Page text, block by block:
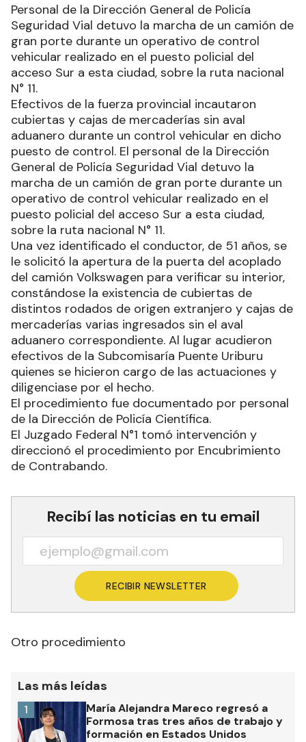
Personal de la Dirección General de Policía
Seguridad Vial detuvo la marcha de un camión de
gran porte durante un operativo de control
vehicular realizado en el puesto policial del
acceso Sur a esta ciudad, sobre la ruta nacional
N° 11.
Efectivos de la fuerza provincial incautaron
cubiertas y cajas de mercaderías sin aval
aduanero durante un control vehicular en dicho
puesto de control. El personal de la Dirección
General de Policía Seguridad Vial detuvo la
marcha de un camión de gran porte durante un
operativo de control vehicular realizado en el
puesto policial del acceso Sur a esta ciudad,
sobre la ruta nacional N° 11.
Una vez identificado el conductor, de 51 años, se
le solicitó la apertura de la puerta del acoplado
del camión Volkswagen para verificar su interior,
constándose la existencia de cubiertas de
distintos rodados de origen extranjero y cajas de
mercaderías varias ingresados sin el aval
aduanero correspondiente. Al lugar acudieron
efectivos de la Subcomisaría Puente Uriburu
quienes se hicieron cargo de las actuaciones y
diligenciase por el hecho.
El procedimiento fue documentado por personal
de la Dirección de Policía Científica.
El Juzgado Federal N°1 tomó intervención y
direccionó el procedimiento por Encubrimiento
de Contrabando.
Recibí las noticias en tu email
RECIBIR NEWSLETTER
Otro procedimiento
Las más leídas
María Alejandra Mareco regresó a
Formosa tras tres años de trabajo y
formación en Estados Unidos
1